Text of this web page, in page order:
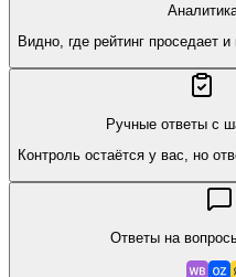
Видно, где рейтинг проседает
Ручные ответы с
Контроль остаётся у вас, но
Ответы на